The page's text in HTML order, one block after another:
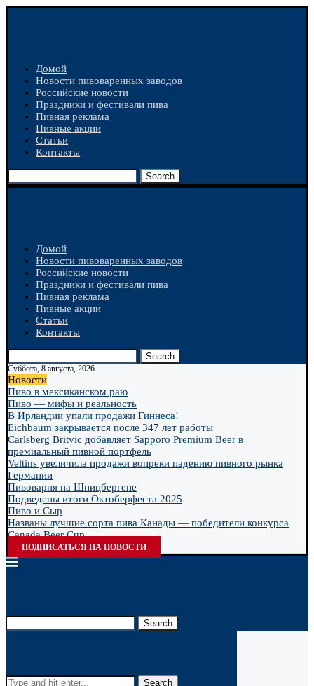
Домой
Новости пивоваренных заводов
Российские новости
Праздники и фестивали пива
Пивная реклама
Пивные акции
Статьи
Контакты
Search
Домой
Новости пивоваренных заводов
Российские новости
Праздники и фестивали пива
Пивная реклама
Пивные акции
Статьи
Контакты
Search
Суббота, 8 августа, 2026
Новости
Пиво в мексиканском раю
Пиво — мифы и реальность
В Ирландии упали продажи Гиннеса!
Eichbaum закрывается после 347 лет работы
Carlsberg Britvic добавляет Sapporo Premium Beer в
премиальный пивной портфель
Veltins увеличила продажи вопреки падению пивного рынка
Германии
Пивоварня на Шпицбергене
Подведены итоги Октоберфеста 2025
Пиво и Сыр
Названы лучшие сорта пива Канады — победители конкурса
Canada Beer Cup...
ПОДПИСАТЬСЯ НА НОВОСТИ
Search
Search